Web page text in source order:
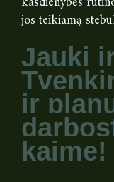
jos teikiamą
Jauki
ir
kaime!